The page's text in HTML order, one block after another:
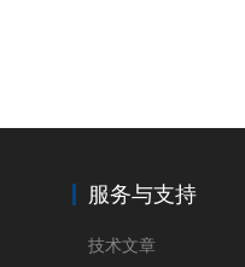
服务与支持
技术文章